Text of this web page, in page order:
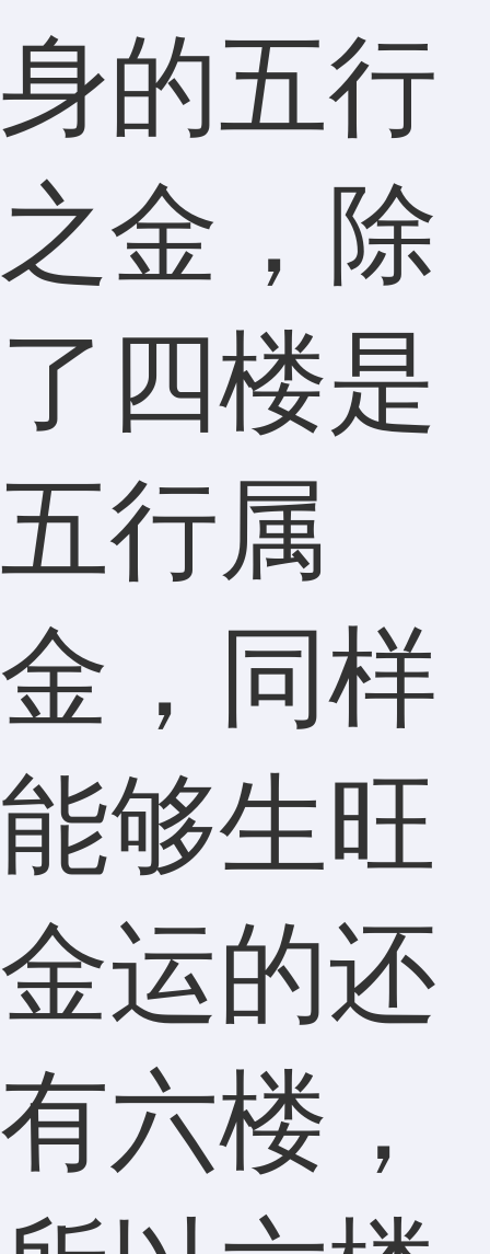
身的五行
之金，除
了四楼是
五行属
金，同样
能够生旺
金运的还
有六楼，